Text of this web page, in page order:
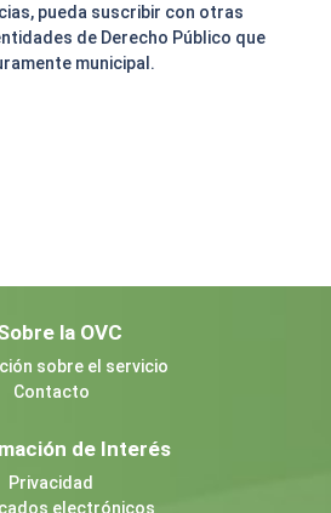
pueda suscribir con otras
de Derecho Público que
municipal.
la OVC
sobre el servicio
Contacto
de Interés
Privacidad
electrónicos